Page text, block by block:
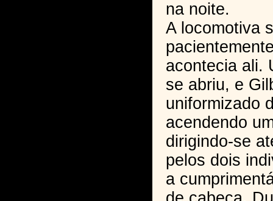
na noite.
A locomotiva
acontecia ali.
se abriu, e
uniformizado
acendendo
dirigindo-se
pelos dois
a